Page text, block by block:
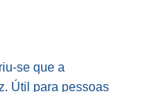
se que a
Útil para pessoas